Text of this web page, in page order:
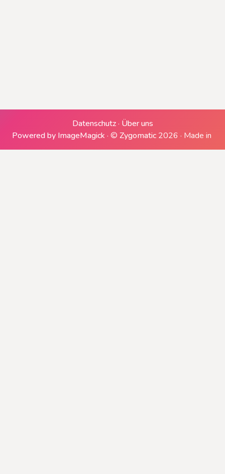
Datenschutz· Über uns
Powered by ImageMagick · © Zygomatic2026 · Made in
Downloads generieren
Erzeugen einer ZIP-Datei
Herunterladen